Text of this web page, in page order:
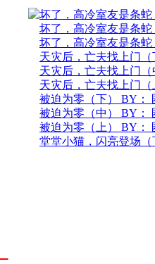
坏了，高冷室友是条蛇
B ...
坏了，高冷室友是条蛇
B ...
坏了，高冷室友是条蛇
B ...
天灾后，亡夫找上门（
BY： ...
天灾后，亡夫找上门（
BY： ...
天灾后，亡夫找上门（
BY： ...
被迫为零（下） BY：
鱼
被迫为零（中） BY：
鱼
被迫为零（上） BY：
鱼
堂堂小猫，闪亮登场（